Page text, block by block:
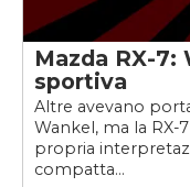
Mazda RX-7:
sportiva
Altre avevano
Wankel, ma la RX-
propria
compatta...